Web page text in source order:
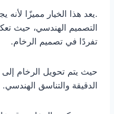
.يعد هذا الخيار مميزًا لأنه
التصميم الهندسي، حيث
تفردًا في تصميم الرخام.
حيث يتم تحويل الرخام إلى
الدقيقة والتناسق الهندسي.